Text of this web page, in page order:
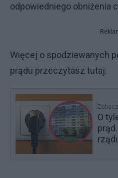
odpowiedniego obniżenia
Więcej o spodziewanych
prądu przeczytasz tutaj:
O